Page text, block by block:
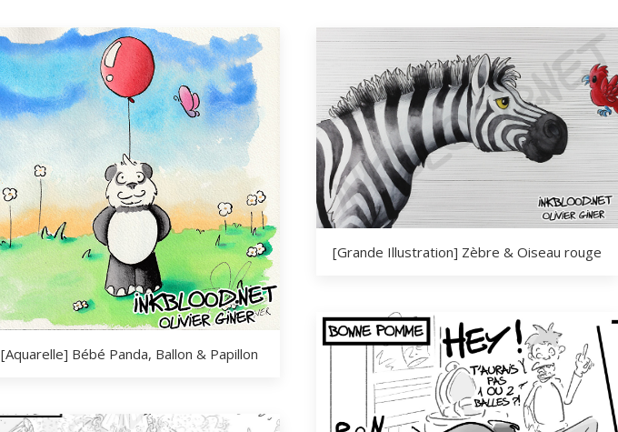
[Aquarelle] Bébé Panda, Ballon & Papillon
[Grande Illustration] Zèbre & Oiseau rouge